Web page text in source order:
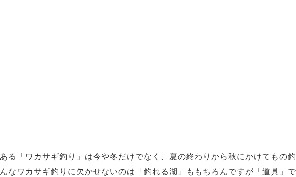
る「ワカサギ釣り」は今や冬だけでなく、夏の終わりから秋にかけてもの釣
なワカサギ釣りに欠かせないのは「釣れる湖」ももちろんですが「道具」で